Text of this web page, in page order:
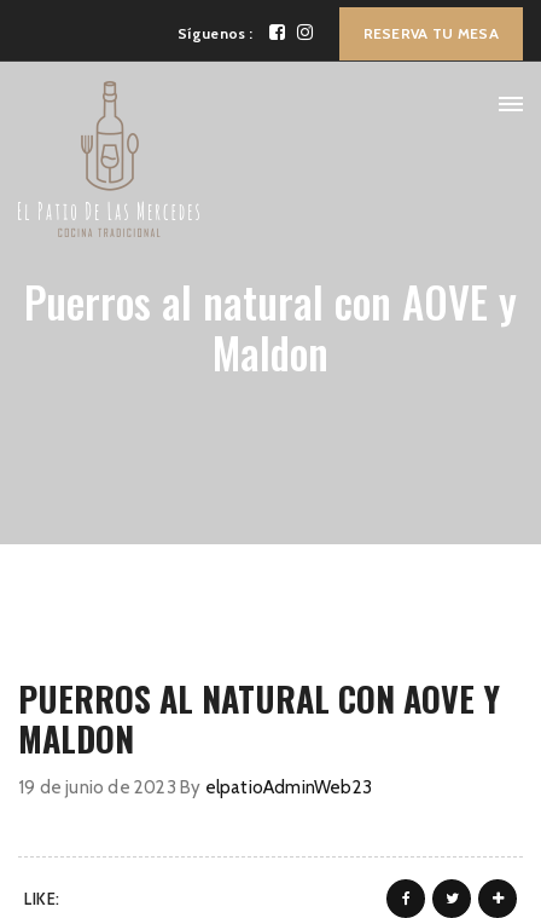
Síguenos : RESERVA TU MESA
Puerros al natural con AOVE y
Maldon
PUERROS AL NATURAL CON AOVE Y
MALDON
19 de junio de 2023 By elpatioAdminWeb23
LIKE: